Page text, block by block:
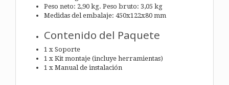
Peso neto: 2,90 kg. Peso bruto: 3,05 kg
Medidas del embalaje: 450x122x80 mm
Contenido del Paquete
1 x Soporte
1 x Kit montaje (incluye herramientas)
1 x Manual de instalación